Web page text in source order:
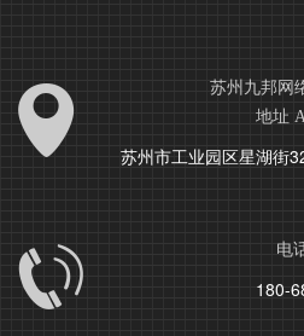
苏州九邦网
地址
苏州市工业园区星湖街
电
180-